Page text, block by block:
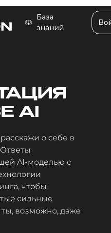
База
знаний
AI
о себе в
AI-моделью с
чтобы
сильные
возможно, даже